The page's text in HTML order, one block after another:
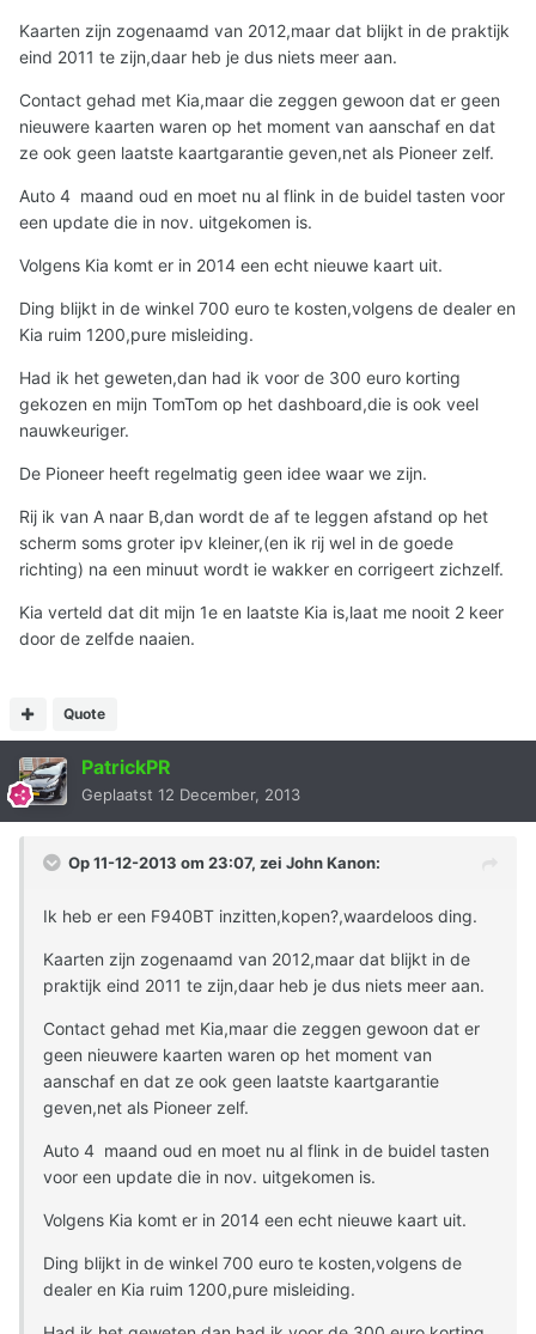
Kaarten zijn zogenaamd van 2012,maar dat blijkt in de praktijk
eind 2011 te zijn,daar heb je dus niets meer aan.
Contact gehad met Kia,maar die zeggen gewoon dat er geen
nieuwere kaarten waren op het moment van aanschaf en dat
ze ook geen laatste kaartgarantie geven,net als Pioneer zelf.
Auto 4 maand oud en moet nu al flink in de buidel tasten voor
een update die in nov. uitgekomen is.
Volgens Kia komt er in 2014 een echt nieuwe kaart uit.
Ding blijkt in de winkel 700 euro te kosten,volgens de dealer en
Kia ruim 1200,pure misleiding.
Had ik het geweten,dan had ik voor de 300 euro korting
gekozen en mijn TomTom op het dashboard,die is ook veel
nauwkeuriger.
De Pioneer heeft regelmatig geen idee waar we zijn.
Rij ik van A naar B,dan wordt de af te leggen afstand op het
scherm soms groter ipv kleiner,(en ik rij wel in de goede
richting) na een minuut wordt ie wakker en corrigeert zichzelf.
Kia verteld dat dit mijn 1e en laatste Kia is,laat me nooit 2 keer
door de zelfde naaien.
Quote
PatrickPR
Geplaatst 12 December, 2013
Op 11-12-2013 om 23:07, zei John Kanon:
Ik heb er een F940BT inzitten,kopen?,waardeloos ding.
Kaarten zijn zogenaamd van 2012,maar dat blijkt in de
praktijk eind 2011 te zijn,daar heb je dus niets meer aan.
Contact gehad met Kia,maar die zeggen gewoon dat er
geen nieuwere kaarten waren op het moment van
aanschaf en dat ze ook geen laatste kaartgarantie
geven,net als Pioneer zelf.
Auto 4 maand oud en moet nu al flink in de buidel tasten
voor een update die in nov. uitgekomen is.
Volgens Kia komt er in 2014 een echt nieuwe kaart uit.
Ding blijkt in de winkel 700 euro te kosten,volgens de
dealer en Kia ruim 1200,pure misleiding.